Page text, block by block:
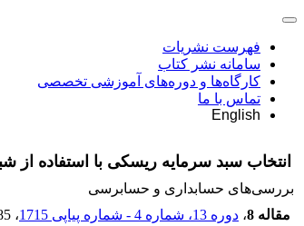
فهرست نشریات
سامانه نشر کتاب
کارگاه‌ها و دوره‌های آموزشی تخصصی
تماس با ما
English
انتخاب سبد سرمایه ریسکی با استفاده از
بررسی‏‌های حسابداری و حسابرسی
مقاله 8
، دوره 13، شماره 4 - شماره پیاپی 1715 ، 1385